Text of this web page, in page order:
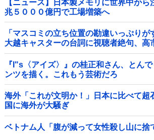
【ニュース】日本製メモリに世界中から
兆５０００億円で工場増築へ
「マスコミの立ち位置の勘違いっぷり
大越キャスターの台詞に視聴者絶句、高
列視させようという思惑がひしひしと他
『I"s〈アイズ〉』の桂正和さん、とん
ンツを描く。これもう芸術だろ
海外「これが文明か！」日本に比べて超
国に海外が大騒ぎ
ベトナム人「腹が減って女性殺し山に捨